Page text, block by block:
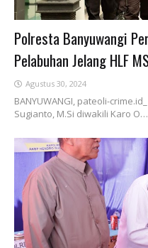
Polresta Banyuwangi
Pelabuhan Jelang HLF
Agustus 30, 2024
BANYUWANGI, pateoli-
Sugianto, M.Si diwakili Karo O…